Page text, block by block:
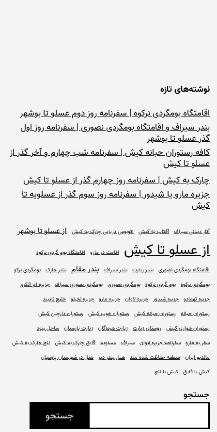
نوشته‌های تازه
اقامتگاه بومگردی نرکوه | سفرنامه روز دوم عسلو تا بوشهر
بندر سیراف و اقامتگاه بومگردی نصوری | سفرنامه روز اول
گذر عسلو تا بوشهر
کافه رستوران حبانه کیش | سفرنامه شب چهارم و آخر گذر از
عسلو تا کیش
چارک به کیش | سفرنامه روز چهارم گذر از عسلو تا کیش
جزیره مارو یا شیدور | سفرنامه روز سوم گذر از عسلویه تا
کیش
آثار دیدنی سیراف آفتاب به کیش اتوبوس دریایی چارک به کیش از عسلو تا بوشهر
از عسلو تا کیش اقامت در مارو اقامتگاه بوم گردی نرکوه
اقامتگاه بومگردی نصوری بندر زیارت بندر سیراف بندر مقام بندر چارک بومگردی نرکو
بومگردی نرکوه بوم گردی نرکوه بومگردی نصوری بومگردی نصوری سیراف جزیره ام الکرم
جزیره تهمادو جزیره شیدور جزیره لاوان جزیره مارو جزیره نخیلو خلیج نایبند
رستوران حبانه رستوران حبانه کیش رستوران خوب کیش رستوران دارچین کیش
رستوران هواری کیش روستای زیارت زیارت هرمزگان زیارت پارسیان ساحل بنود
سفر به مارو سفرنامه جزیره لاوان سیراف عسلویه قایق چارک به کیش لنج چارک به کیش
مالدیو ایران منطقه حفاظت شده مند هتل بندر دیر هتل در شهرستان پارسیان
کیش با قایق کیش با لنج
جستجو
جستجو